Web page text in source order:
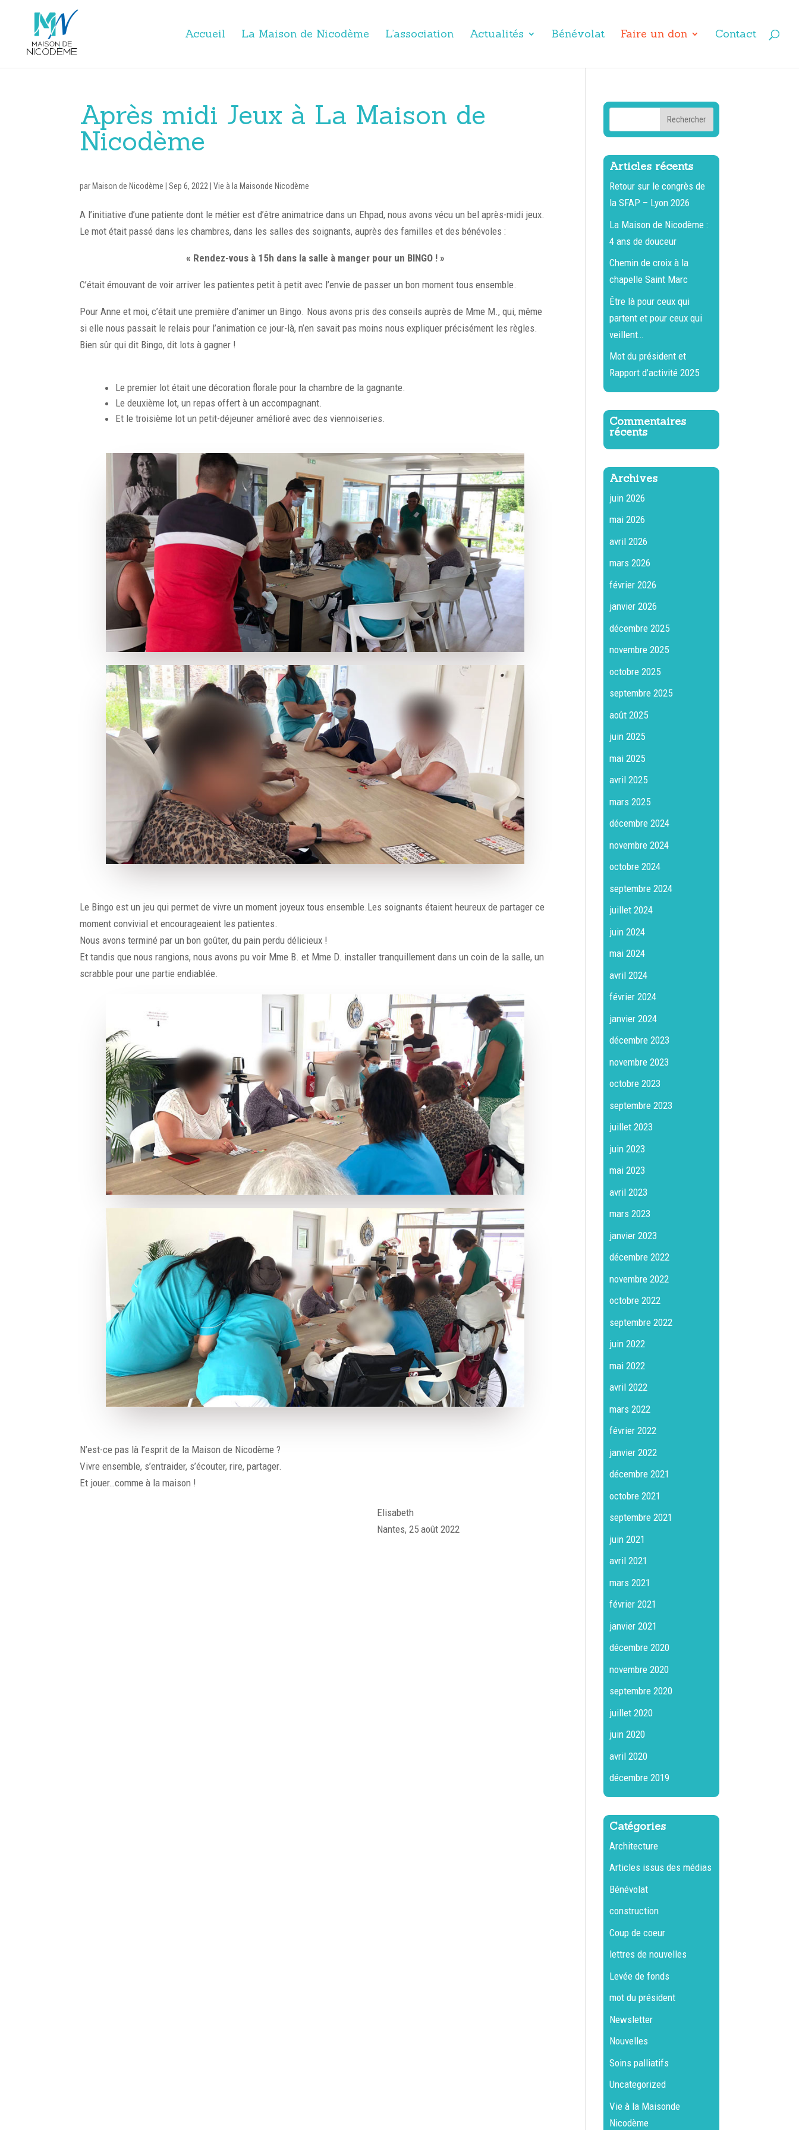
Accueil La Maison de Nicodème L’association Actualités Bénévolat Faire un don Contact
Après midi Jeux à La Maison de
Nicodème
par Maison de Nicodème |Sep 6, 2022 |Vie à la Maisonde Nicodème
A l’initiative d’une patiente dont le métier est d’être animatrice dans un Ehpad, nous avons vécu un bel après-midi jeux.
Le mot était passé dans les chambres, dans les salles des soignants, auprès des familles et des bénévoles :
« Rendez-vous à 15h dans la salle à manger pour un BINGO ! »
C’était émouvant de voir arriver les patientes petit à petit avec l’envie de passer un bon moment tous ensemble.
Pour Anne et moi, c’était une première d’animer un Bingo. Nous avons pris des conseils auprès de Mme M., qui, même
si elle nous passait le relais pour l’animation ce jour-là, n’en savait pas moins nous expliquer précisément les règles.
Bien sûr qui dit Bingo, dit lots à gagner !
Le premier lot était une décoration florale pour la chambre de la gagnante.
Le deuxième lot, un repas offert à un accompagnant.
Et le troisième lot un petit-déjeuner amélioré avec des viennoiseries.
Le Bingo est un jeu qui permet de vivre un moment joyeux tous ensemble.Les soignants étaient heureux de partager ce
moment convivial et encourageaient les patientes.
Nous avons terminé par un bon goûter, du pain perdu délicieux !
Et tandis que nous rangions, nous avons pu voir Mme B. et Mme D. installer tranquillement dans un coin de la salle, un
scrabble pour une partie endiablée.
N’est-ce pas là l’esprit de la Maison de Nicodème ?
Vivre ensemble, s’entraider, s’écouter, rire, partager.
Et jouer…comme à la maison !
Elisabeth
Nantes, 25 août 2022
Articles récents
Retour sur le congrès de
la SFAP – Lyon 2026
La Maison de Nicodème :
4 ans de douceur
Chemin de croix à la
chapelle Saint Marc
Être là pour ceux qui
partent et pour ceux qui
veillent…
Mot du président et
Rapport d’activité 2025
Commentaires
récents
Archives
juin 2026
mai 2026
avril 2026
mars 2026
février 2026
janvier 2026
décembre 2025
novembre 2025
octobre 2025
septembre 2025
août 2025
juin 2025
mai 2025
avril 2025
mars 2025
décembre 2024
novembre 2024
octobre 2024
septembre 2024
juillet 2024
juin 2024
mai 2024
avril 2024
février 2024
janvier 2024
décembre 2023
novembre 2023
octobre 2023
septembre 2023
juillet 2023
juin 2023
mai 2023
avril 2023
mars 2023
janvier 2023
décembre 2022
novembre 2022
octobre 2022
septembre 2022
juin 2022
mai 2022
avril 2022
mars 2022
février 2022
janvier 2022
décembre 2021
octobre 2021
septembre 2021
juin 2021
avril 2021
mars 2021
février 2021
janvier 2021
décembre 2020
novembre 2020
septembre 2020
juillet 2020
juin 2020
avril 2020
décembre 2019
Catégories
Architecture
Articles issus des médias
Bénévolat
construction
Coup de coeur
lettres de nouvelles
Levée de fonds
mot du président
Newsletter
Nouvelles
Soins palliatifs
Uncategorized
Vie à la Maisonde
Nicodème